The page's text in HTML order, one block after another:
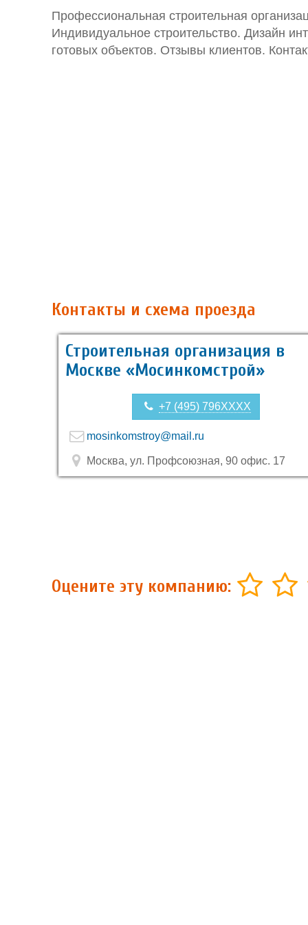
Профессиональная строительная
Индивидуальное строительство. Дизайн
готовых объектов. Отзывы клиентов.
Контакты и схема проезда
Строительная организация в
Москве «Мосинкомстрой»
+7 (495) 796XXXX
mosinkomstroy@mail.ru
Москва, ул. Профсоюзная, 90 офис. 17
Оцените эту компанию: